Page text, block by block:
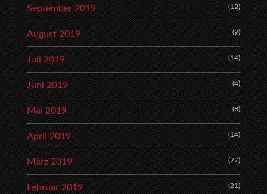
September 2019 (12)
August 2019 (9)
Juli 2019 (14)
Juni 2019 (4)
Mai 2019 (8)
April 2019 (14)
März 2019 (27)
Februar 2019 (21)